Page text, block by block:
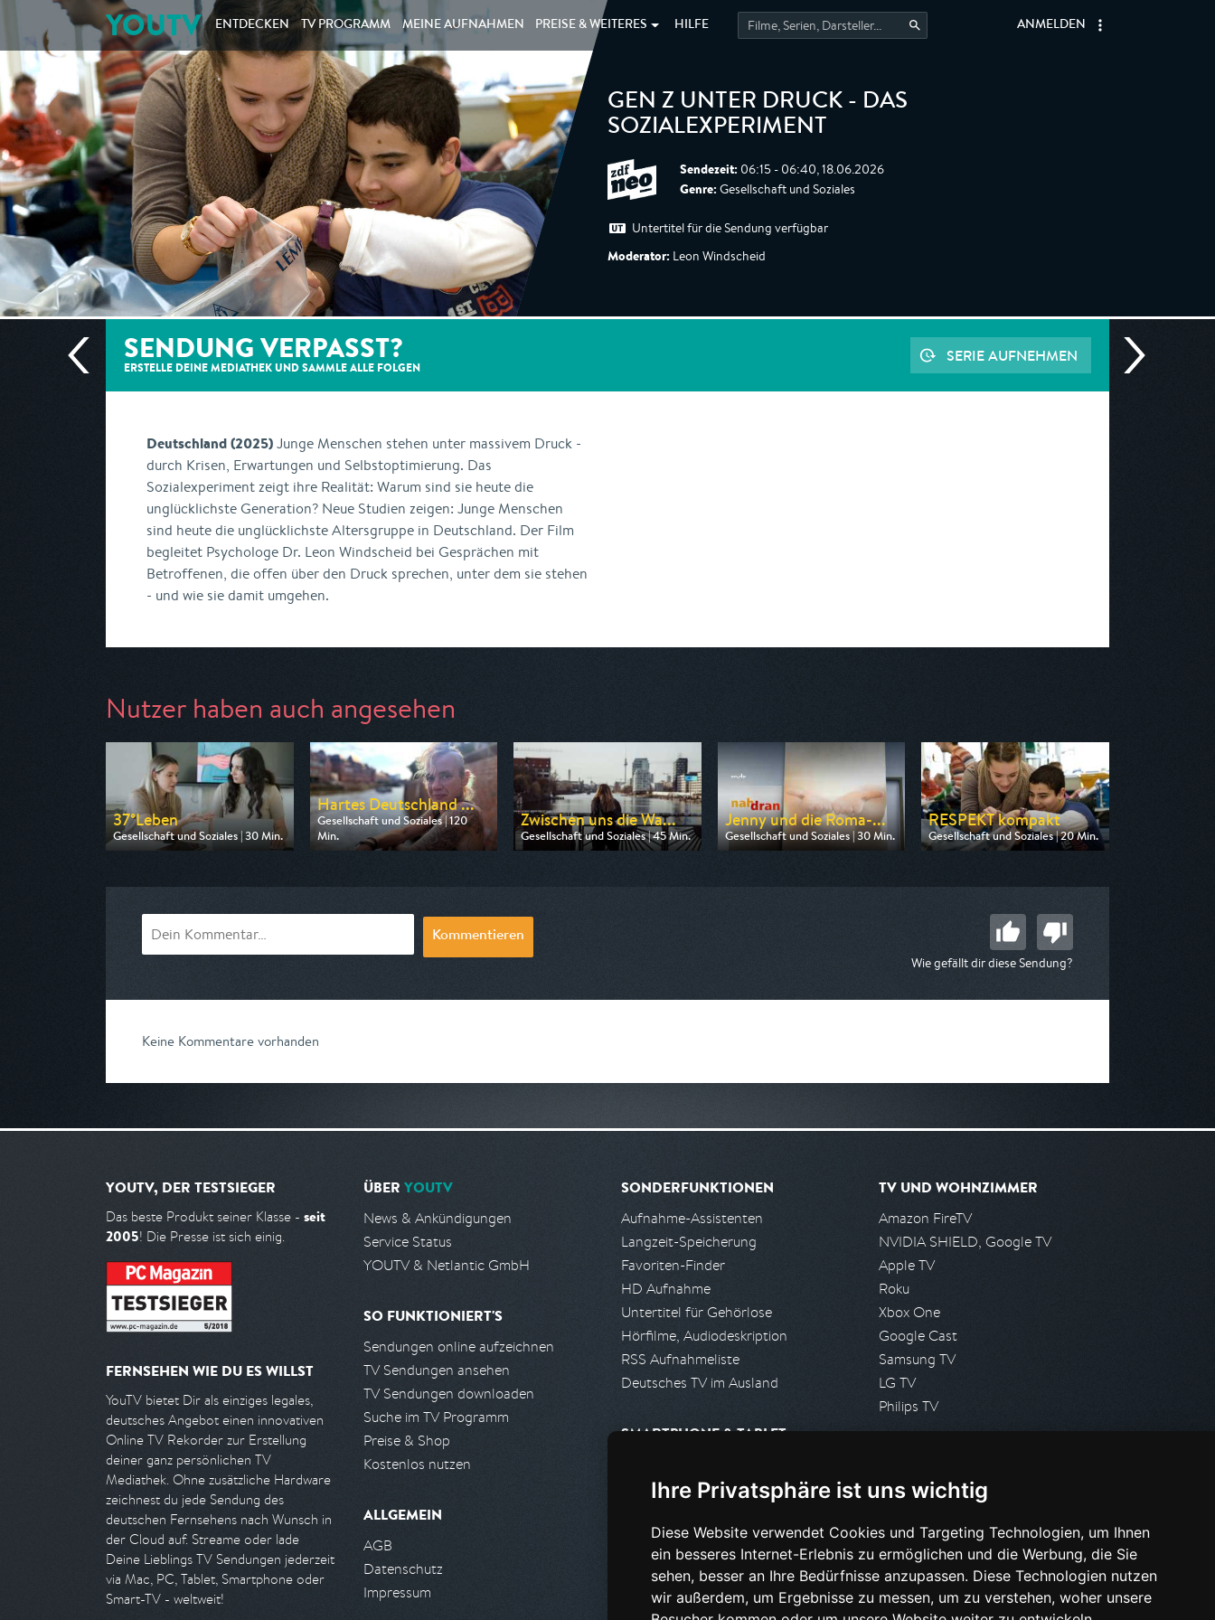
Ihre Privatsphäre ist uns wichtig
Diese Website verwendet Cookies und Targeting Technologien, um Ihnen
ein besseres Internet-Erlebnis zu ermöglichen und die Werbung, die Sie
sehen, besser an Ihre Bedürfnisse anzupassen. Diese Technologien nutzen
wir außerdem, um Ergebnisse zu messen, um zu verstehen, woher unsere
YOUTV ENTDECKEN TV PROGRAMM MEINE AUFNAHMEN PREISE & WEITERES HILFE ANMELDEN
GEN Z UNTER DRUCK - DAS
SOZIALEXPERIMENT
Sendezeit: 06:15 - 06:40, 18.06.2026
Genre: Gesellschaft und Soziales
Untertitel für die Sendung verfügbar
Moderator: Leon Windscheid
SENDUNG VERPASST?
ERSTELLE DEINE MEDIATHEK UND SAMMLE ALLE FOLGEN
SERIE AUFNEHMEN
Deutschland (2025)Junge Menschen stehen unter massivem Druck -
durch Krisen, Erwartungen und Selbstoptimierung. Das
Sozialexperiment zeigt ihre Realität: Warum sind sie heute die
unglücklichste Generation? Neue Studien zeigen: Junge Menschen
sind heute die unglücklichste Altersgruppe in Deutschland. Der Film
begleitet Psychologe Dr. Leon Windscheid bei Gesprächen mit
Betroffenen, die offen über den Druck sprechen, unter dem sie stehen
- und wie sie damit umgehen.
Nutzer haben auch angesehen
37°Leben
Gesellschaft und Soziales | 30 Min.
Ausgestrahlt von 3sat
Hartes Deutschland ...
Gesellschaft und Soziales | 120
Min.
Ausgestrahlt von RTLZWEI
Zwischen uns die Wa...
Gesellschaft und Soziales | 45 Min.
Ausgestrahlt von 3sat
Jenny und die Roma-...
Gesellschaft und Soziales | 30 Min.
Ausgestrahlt von MDR
RESPEKT kompakt
Gesellschaft und Soziales | 20 Min.
Ausgestrahlt von ARD alpha
Kommentieren
Wie gefällt dir diese Sendung?
Keine Kommentare vorhanden
YOUTV, DER TESTSIEGER
Das beste Produkt seiner Klasse - seit
2005! Die Presse ist sich einig.
FERNSEHEN WIE DU ES WILLST
YouTV bietet Dir als einziges legales,
deutsches Angebot einen innovativen
Online TV Rekorder zur Erstellung
deiner ganz persönlichen TV
Mediathek. Ohne zusätzliche Hardware
zeichnest du jede Sendung des
deutschen Fernsehens nach Wunsch in
der Cloud auf. Streame oder lade
Deine Lieblings TV Sendungen jederzeit
via Mac, PC, Tablet, Smartphone oder
Smart-TV - weltweit!
ÜBER YOUTV
News & Ankündigungen
Service Status
YOUTV & Netlantic GmbH
SO FUNKTIONIERT'S
Sendungen online aufzeichnen
TV Sendungen ansehen
TV Sendungen downloaden
Suche im TV Programm
Preise & Shop
Kostenlos nutzen
ALLGEMEIN
AGB
Datenschutz
Impressum
SONDERFUNKTIONEN
Aufnahme-Assistenten
Langzeit-Speicherung
Favoriten-Finder
HD Aufnahme
Untertitel für Gehörlose
Hörfilme, Audiodeskription
RSS Aufnahmeliste
Deutsches TV im Ausland
SMARTPHONE & TABLET
Android App
PARTNER
Partnerliste
Partner werden
TV UND WOHNZIMMER
Amazon FireTV
NVIDIA SHIELD, Google TV
Apple TV
Roku
Xbox One
Google Cast
Samsung TV
LG TV
Philips TV
Presseanfrage stellen
HILFE & SUPPORT
Häufig gestellte Fragen
Anfrage stellen